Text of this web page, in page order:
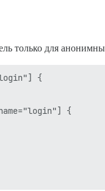
только для
{
{